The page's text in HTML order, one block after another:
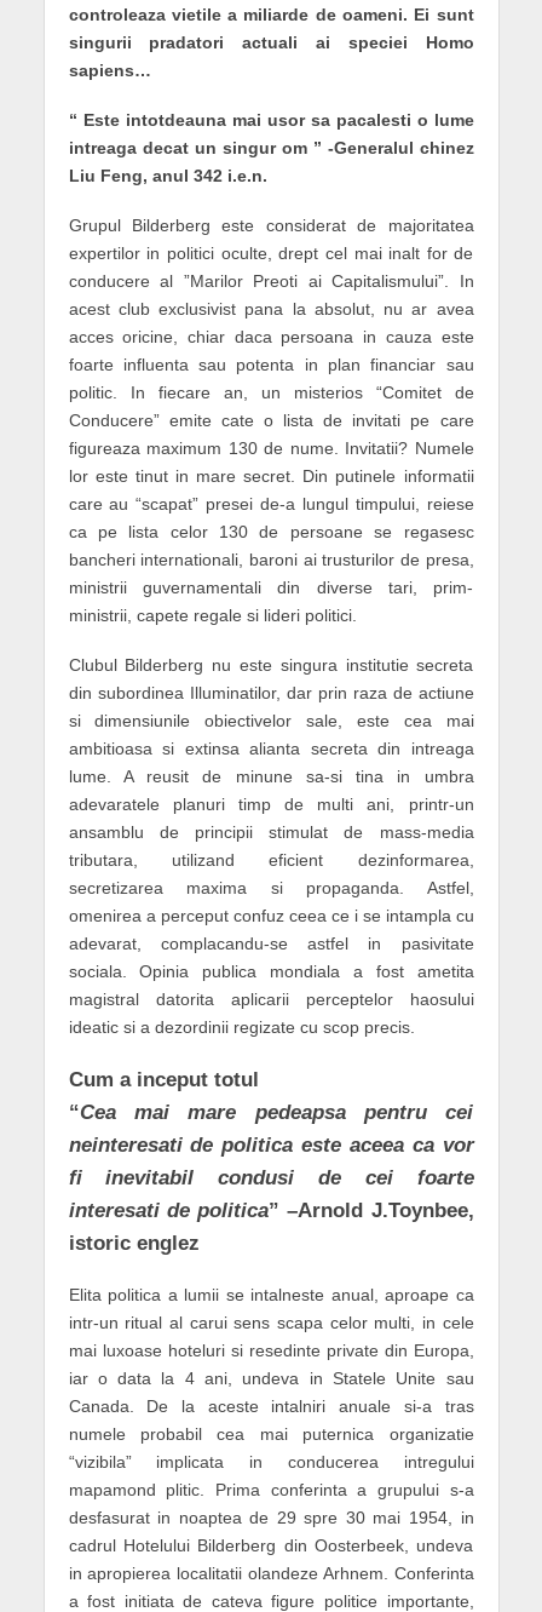
controleaza vietile a miliarde de oameni. Ei sunt
singurii pradatori actuali ai speciei Homo
sapiens…
“ Este intotdeauna mai usor sa pacalesti o lume
intreaga decat un singur om ” -Generalul chinez
Liu Feng, anul 342 i.e.n.
Grupul Bilderberg este considerat de majoritatea
expertilor in politici oculte, drept cel mai inalt for de
conducere al ”Marilor Preoti ai Capitalismului”. In
acest club exclusivist pana la absolut, nu ar avea
acces oricine, chiar daca persoana in cauza este
foarte influenta sau potenta in plan financiar sau
politic. In fiecare an, un misterios “Comitet de
Conducere” emite cate o lista de invitati pe care
figureaza maximum 130 de nume. Invitatii? Numele
lor este tinut in mare secret. Din putinele informatii
care au “scapat” presei de-a lungul timpului, reiese
ca pe lista celor 130 de persoane se regasesc
bancheri internationali, baroni ai trusturilor de presa,
ministrii guvernamentali din diverse tari, prim-
ministrii, capete regale si lideri politici.
Clubul Bilderberg nu este singura institutie secreta
din subordinea Illuminatilor, dar prin raza de actiune
si dimensiunile obiectivelor sale, este cea mai
ambitioasa si extinsa alianta secreta din intreaga
lume. A reusit de minune sa-si tina in umbra
adevaratele planuri timp de multi ani, printr-un
ansamblu de principii stimulat de mass-media
tributara, utilizand eficient dezinformarea,
secretizarea maxima si propaganda. Astfel,
omenirea a perceput confuz ceea ce i se intampla cu
adevarat, complacandu-se astfel in pasivitate
sociala. Opinia publica mondiala a fost ametita
magistral datorita aplicarii perceptelor haosului
ideatic si a dezordinii regizate cu scop precis.
Cum a inceput totul
“Cea mai mare pedeapsa pentru cei
neinteresati de politica este aceea ca vor
fi inevitabil condusi de cei foarte
interesati de politica” –Arnold J.Toynbee,
istoric englez
Elita politica a lumii se intalneste anual, aproape ca
intr-un ritual al carui sens scapa celor multi, in cele
mai luxoase hoteluri si resedinte private din Europa,
iar o data la 4 ani, undeva in Statele Unite sau
Canada. De la aceste intalniri anuale si-a tras
numele probabil cea mai puternica organizatie
“vizibila” implicata in conducerea intregului
mapamond plitic. Prima conferinta a grupului s-a
desfasurat in noaptea de 29 spre 30 mai 1954, in
cadrul Hotelului Bilderberg din Oosterbeek, undeva
in apropierea localitatii olandeze Arhnem. Conferinta
a fost initiata de cateva figure politice importante,